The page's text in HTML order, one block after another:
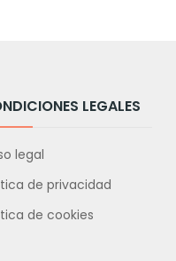
LEGALES
legal
de privacidad
de cookies